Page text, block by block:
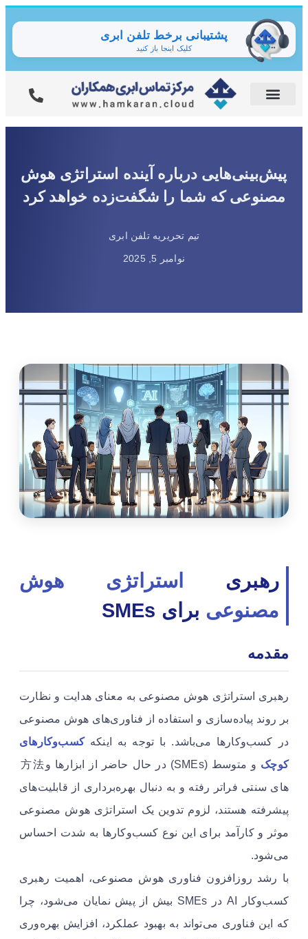
پشتیبانی برخط تلفن ابری
کلیک اینجا باز کنید
پیش‌بینی‌هایی درباره آینده استراتژی هوش
مصنوعی که شما را شگفت‌زده خواهد کرد
تیم تحریریه تلفن ابری
نوامبر 5, 2025
رهبری
استراتژی هوش
مصنوعی برای SMEs
مقدمه
رهبری استراتژی هوش مصنوعی به معنای هدایت و نظارت
بر روند پیاده‌سازی و استفاده از فناوری‌های هوش مصنوعی
در کسب‌وکارها می‌باشد. با توجه به اینکهکسب‌وکارهای
کوچک
های سنتی فراتر رفته و به دنبال بهره‌برداری از قابلیت‌های
پیشرفته هستند، لزوم تدوین یک استراتژی هوش مصنوعی
موثر و کارآمد برای این نوع کسب‌وکارها به شدت احساس
می‌شود.
با رشد روزافزون فناوری هوش مصنوعی، اهمیت رهبری
کسب‌وکار AI در SMEs بیش از پیش نمایان می‌شود، چرا
که این فناوری می‌تواند به بهبود عملکرد، افزایش بهره‌وری